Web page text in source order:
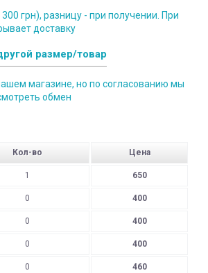
грн), разницу - при получении. При
доставку
размер/товар
магазине, но по согласованию мы
обмен
Кол-во Цена
1 650
0 400
0 400
0 400
0 460